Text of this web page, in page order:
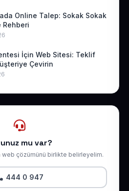
Online Talep: Sokak Sokak
Rehberi
İçin Web Sitesi: Teklif
Çevirin
mu var?
web çözümünü birlikte belirleyelim.
444 0 947